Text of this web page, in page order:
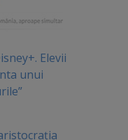
Elevii
unui